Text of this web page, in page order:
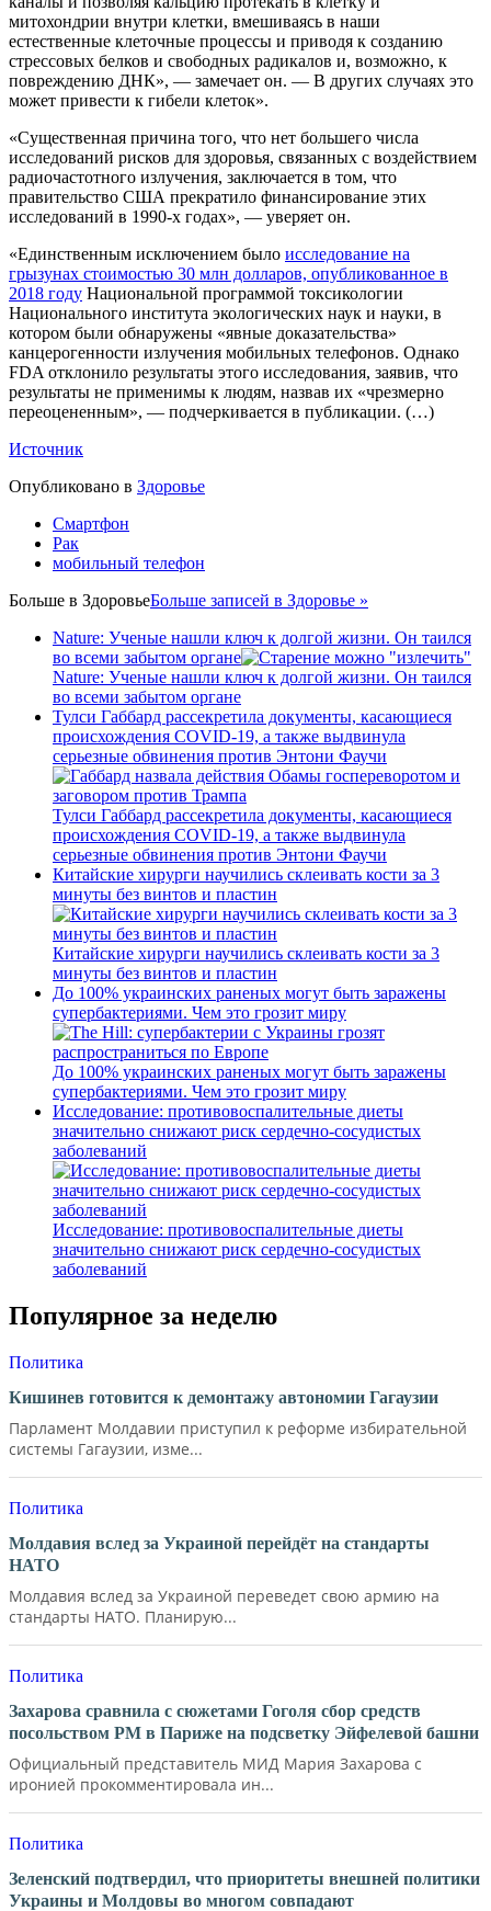
митохондрии внутри клетки, вмешиваясь в наши
естественные клеточные процессы и приводя к созданию
стрессовых белков и свободных радикалов и, возможно, к
повреждению ДНК», — замечает он. — В других случаях это
может привести к гибели клеток».
«Существенная причина того, что нет большего числа
исследований рисков для здоровья, связанных с воздействием
радиочастотного излучения, заключается в том, что
правительство США прекратило финансирование этих
исследований в 1990-х годах», — уверяет он.
«Единственным исключением было исследование на
грызунах стоимостью 30 млн долларов, опубликованное в
2018 году Национальной программой токсикологии
Национального института экологических наук и науки, в
котором были обнаружены «явные доказательства»
канцерогенности излучения мобильных телефонов. Однако
FDA отклонило результаты этого исследования, заявив, что
результаты не применимы к людям, назвав их «чрезмерно
переоцененным», — подчеркивается в публикации. (…)
Источник
Опубликовано в Здоровье
Смартфон
Рак
мобильный телефон
Больше в ЗдоровьеБольше записей в Здоровье »
Nature: Ученые нашли ключ к долгой жизни. Он таился
во всеми забытом органе
Nature: Ученые нашли ключ к долгой жизни. Он таился
во всеми забытом органе
Тулси Габбард рассекретила документы, касающиеся
происхождения COVID-19, а также выдвинула
серьезные обвинения против Энтони Фаучи
Тулси Габбард рассекретила документы, касающиеся
происхождения COVID-19, а также выдвинула
серьезные обвинения против Энтони Фаучи
Китайские хирурги научились склеивать кости за 3
минуты без винтов и пластин
Китайские хирурги научились склеивать кости за 3
минуты без винтов и пластин
До 100% украинских раненых могут быть заражены
супербактериями. Чем это грозит миру
До 100% украинских раненых могут быть заражены
супербактериями. Чем это грозит миру
Исследование: противовоспалительные диеты
значительно снижают риск сердечно-сосудистых
заболеваний
Исследование: противовоспалительные диеты
значительно снижают риск сердечно-сосудистых
заболеваний
Популярное за неделю
Политика
Кишинев готовится к демонтажу автономии Гагаузии
Парламент Молдавии приступил к реформе избирательной
системы Гагаузии, изме...
Политика
Молдавия вслед за Украиной перейдёт на стандарты
НАТО
Молдавия вслед за Украиной переведет свою армию на
стандарты НАТО. Планирую...
Политика
Захарова сравнила с сюжетами Гоголя сбор средств
посольством РМ в Париже на подсветку Эйфелевой башни
Официальный представитель МИД Мария Захарова с
иронией прокомментировала ин...
Политика
Зеленский подтвердил, что приоритеты внешней политики
Украины и Молдовы во многом совпадают